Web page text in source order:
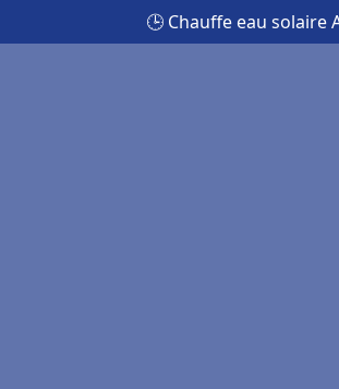
🕒 Chauffe eau solaire